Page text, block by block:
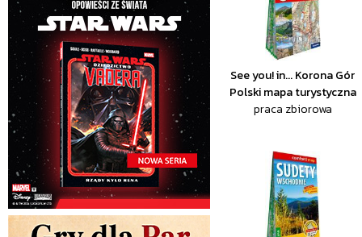
See you! in... Korona Gór
Polski mapa turystyczna
praca zbiorowa